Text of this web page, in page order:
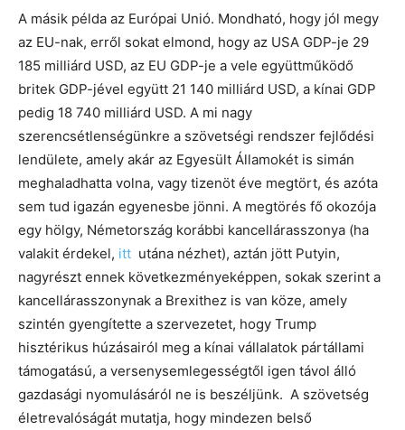
A másik példa az Európai Unió. Mondható, hogy jól megy
az EU-nak, erről sokat elmond, hogy az USA GDP-je 29
185 milliárd USD, az EU GDP-je a vele együttműködő
britek GDP-jével együtt 21 140 milliárd USD, a kínai GDP
pedig 18 740 milliárd USD. A mi nagy
szerencsétlenségünkre a szövetségi rendszer fejlődési
lendülete, amely akár az Egyesült Államokét is simán
meghaladhatta volna, vagy tizenöt éve megtört, és azóta
sem tud igazán egyenesbe jönni. A megtörés fő okozója
egy hölgy, Németország korábbi kancellárasszonya (ha
valakit érdekel, itt utána nézhet), aztán jött Putyin,
nagyrészt ennek következményeképpen, sokak szerint a
kancellárasszonynak a Brexithez is van köze, amely
szintén gyengítette a szervezetet, hogy Trump
hisztérikus húzásairól meg a kínai vállalatok pártállami
támogatású, a versenysemlegességtől igen távol álló
gazdasági nyomulásáról ne is beszéljünk. A szövetség
életrevalóságát mutatja, hogy mindezen belső